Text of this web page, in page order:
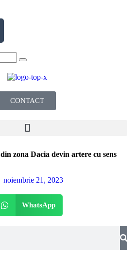
CONTACT
zona Dacia devin artere cu sens
noiembrie 21, 2023
WhatsApp